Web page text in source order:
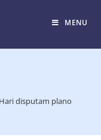
MENU
disputam plano